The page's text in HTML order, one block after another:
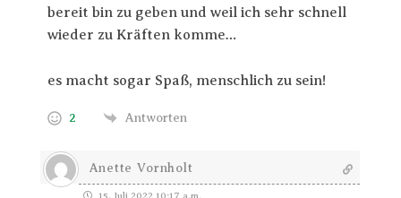
bereit bin zu geben und weil ich sehr schnell
wieder zu Kräften komme…
es macht sogar Spaß, menschlich zu sein!
2 Antworten
Anette Vornholt
15. Juli 2022 10:17 a.m.